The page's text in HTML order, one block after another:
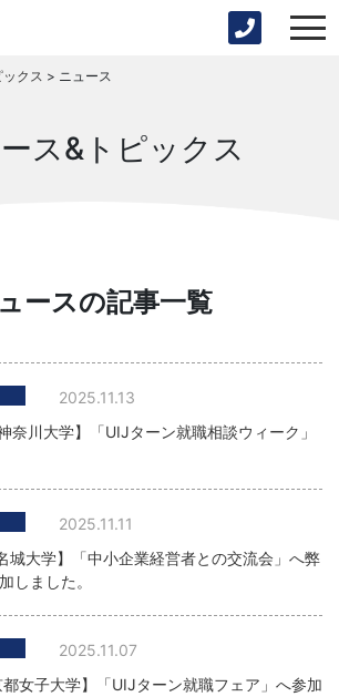
クス > ニュース
ス&トピックス
ースの記事一覧
2025.11.13
奈川大学】「UIJターン就職相談ウィーク」
2025.11.11
城大学】「中小企業経営者との交流会」へ弊
しました。
2025.11.07
女子大学】「UIJターン就職フェア」へ参加